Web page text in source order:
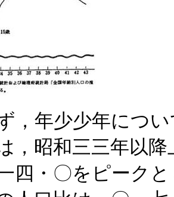
，年少少年につい
，昭和三三年以
四・〇をピーク